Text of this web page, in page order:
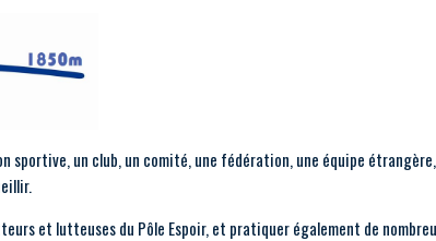
sportive, un club, un comité, une fédération, une équipe
et lutteuses du Pôle Espoir, et pratiquer également de